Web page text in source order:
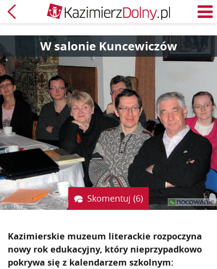
Powrót
W salonie Kuncewiczów
Skomentuj (6)
Kazimierskie muzeum literackie rozpoczyna
nowy rok edukacyjny, który nieprzypadkowo
pokrywa się z kalendarzem szkolnym: